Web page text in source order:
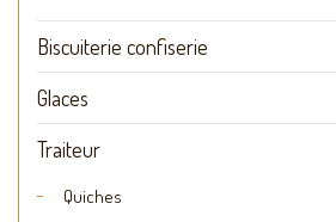
Biscuiterie confiserie
Glaces
Traiteur
Quiches